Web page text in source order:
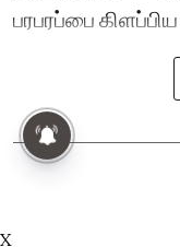
பரபரப்பை
X